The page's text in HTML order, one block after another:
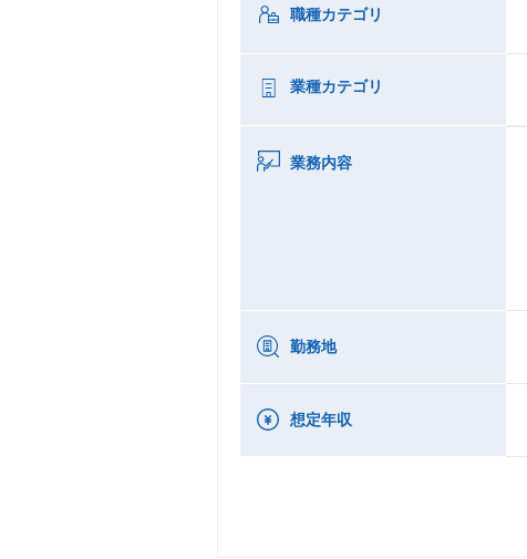
職種カテゴリ
業種カテゴリ
業務内容
勤務地
想定年収